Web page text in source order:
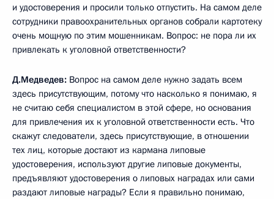
и удостоверения и просили только отпустить. На самом деле
сотрудники правоохранительных органов собрали картотеку
очень мощную по этим мошенникам. Вопрос: не пора ли их
привлекать к уголовной ответственности?
Д.Медведев: Вопрос на самом деле нужно задать всем
здесь присутствующим, потому что насколько я понимаю, я
не считаю себя специалистом в этой сфере, но основания
для привлечения их к уголовной ответственности есть. Что
скажут следователи, здесь присутствующие, в отношении
тех лиц, которые достают из кармана липовые
удостоверения, используют другие липовые документы,
предъявляют удостоверения о липовых наградах или сами
раздают липовые награды? Если я правильно понимаю,